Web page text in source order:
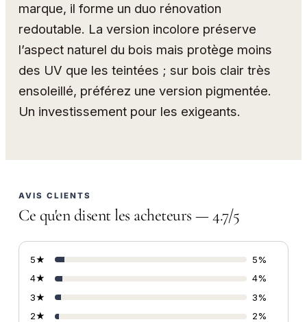
marque, il forme un duo rénovation
redoutable. La version incolore préserve
l’aspect naturel du bois mais protège moins
des UV que les teintées ; sur bois clair très
ensoleillé, préférez une version pigmentée.
Un investissement pour les exigeants.
AVIS CLIENTS
Ce qu'en disent les acheteurs — 4.7/5
5★
5%
4★
4%
3★
3%
2★
2%